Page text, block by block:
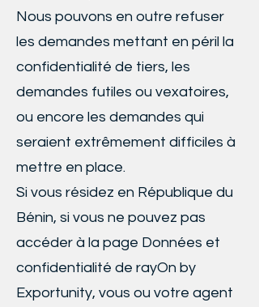
Nous pouvons en outre refuser
les demandes mettant en péril la
confidentialité de tiers, les
demandes futiles ou vexatoires,
ou encore les demandes qui
seraient extrêmement difficiles à
mettre en place.
Si vous résidez en République du
Bénin, si vous ne pouvez pas
accéder à la page Données et
confidentialité de rayOn by
Exportunity, vous ou votre agent